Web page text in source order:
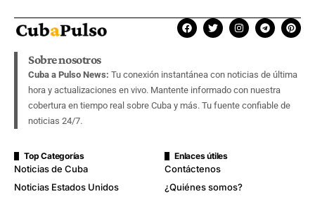
Sobre nosotros
Cuba a Pulso News: Tu conexión instantánea con noticias de última
hora y actualizaciones en vivo. Mantente informado con nuestra
cobertura en tiempo real sobre Cuba y más. Tu fuente confiable de
noticias 24/7.
Top Categorías
Noticias de Cuba
Noticias Estados Unidos
Enlaces útiles
Contáctenos
¿Quiénes somos?